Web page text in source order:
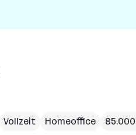
Vollzeit Homeoffice